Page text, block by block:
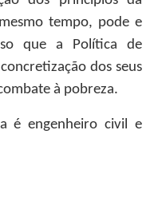
tempo, pode e
que a Política de
dos seus
à pobreza.
é engenheiro civil e